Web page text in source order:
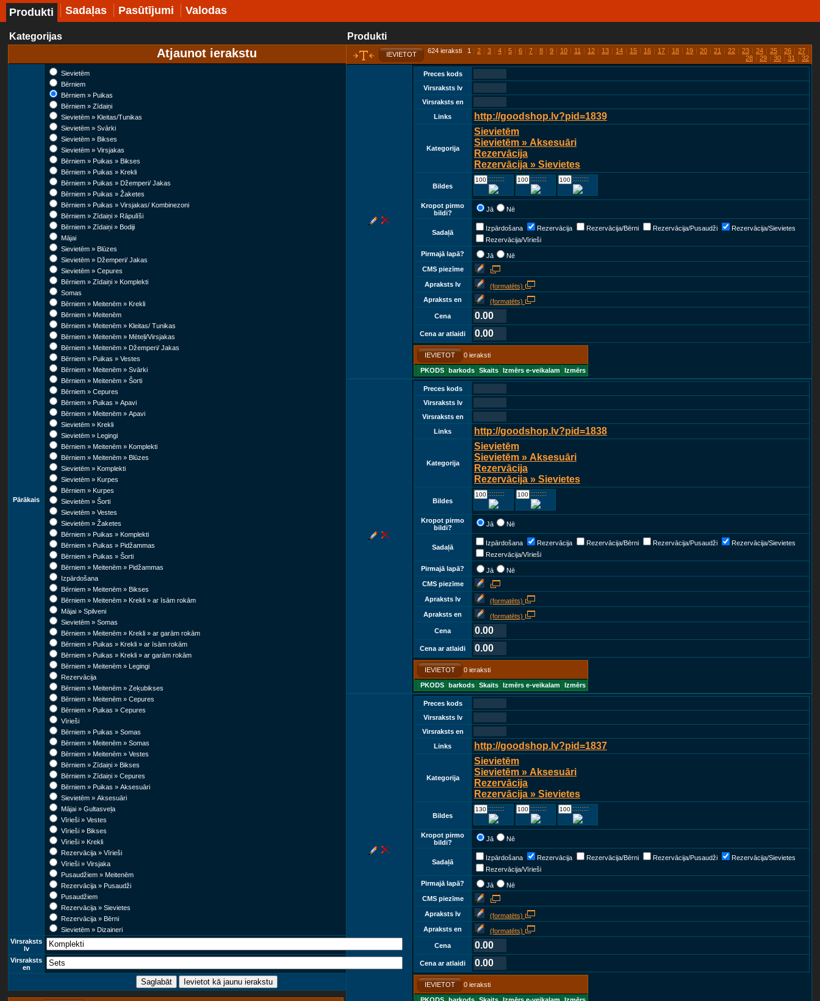
Produkti Sadaļas Pasūtījumi Valodas
Kategorijas
Atjaunot ierakstu
Pārākais
Sievietēm
Bērniem
Bērniem » Puikas
Bērniem » Zīdaiņi
Sievietēm » Kleitas/Tunikas
Sievietēm » Svārki
Sievietēm » Bikses
Sievietēm » Virsjakas
Bērniem » Puikas » Bikses
Bērniem » Puikas » Krekli
Bērniem » Puikas » Džemperi/ Jakas
Bērniem » Puikas » Žaketes
Bērniem » Puikas » Virsjakas/ Kombinezoni
Bērniem » Zīdaiņi » Rāpulīši
Bērniem » Zīdaiņi » Bodiji
Mājai
Sievietēm » Blūzes
Sievietēm » Džemperi/ Jakas
Sievietēm » Cepures
Bērniem » Zīdaiņi » Komplekti
Somas
Bērniem » Meitenēm » Krekli
Bērniem » Meitenēm
Bērniem » Meitenēm » Kleitas/ Tunikas
Bērniem » Meitenēm » Mēteļi/Virsjakas
Bērniem » Meitenēm » Džemperi/ Jakas
Bērniem » Puikas » Vestes
Bērniem » Meitenēm » Svārki
Bērniem » Meitenēm » Šorti
Bērniem » Cepures
Bērniem » Puikas » Apavi
Bērniem » Meitenēm » Apavi
Sievietēm » Krekli
Sievietēm » Legingi
Bērniem » Meitenēm » Komplekti
Bērniem » Meitenēm » Blūzes
Sievietēm » Komplekti
Sievietēm » Kurpes
Bērniem » Kurpes
Sievietēm » Šorti
Sievietēm » Vestes
Sievietēm » Žaketes
Bērniem » Puikas » Komplekti
Bērniem » Puikas » Pidžammas
Bērniem » Puikas » Šorti
Bērniem » Meitenēm » Pidžammas
Izpārdošana
Bērniem » Meitenēm » Bikses
Bērniem » Meitenēm » Krekli » ar īsām rokām
Mājai » Spilveni
Sievietēm » Somas
Bērniem » Meitenēm » Krekli » ar garām rokām
Bērniem » Puikas » Krekli » ar īsām rokām
Bērniem » Puikas » Krekli » ar garām rokām
Bērniem » Meitenēm » Legingi
Rezervācija
Bērniem » Meitenēm » Zeķubikses
Bērniem » Meitenēm » Cepures
Bērniem » Puikas » Cepures
Vīrieši
Bērniem » Puikas » Somas
Bērniem » Meitenēm » Somas
Bērniem » Meitenēm » Vestes
Bērniem » Zīdaiņi » Bikses
Bērniem » Zīdaiņi » Cepures
Bērniem » Puikas » Aksesuāri
Sievietēm » Aksesuāri
Mājai » Gultasveļa
Vīrieši » Vestes
Vīrieši » Bikses
Vīrieši » Krekli
Rezervācija » Vīrieši
Vīrieši » Virsjaka
Pusaudžiem » Meitenēm
Rezervācija » Pusaudži
Pusaudžiem
Rezervācija » Sievietes
Rezervācija » Bērni
Sievietēm » Dizaineri
Virsraksts
lv
Virsraksts
en
Produkti
IEVIETOT 624 ieraksti 1 | 2 | 3 | 4 | 5 | 6 | 7 | 8 | 9 | 10 | 11 | 12 | 13 | 14 | 15 | 16 | 17 | 18 | 19 | 20 | 21 | 22 | 23 | 24 | 25 | 26 | 27 |
28 | 29 | 30 | 31 | 32
Preces kods
Virsraksts lv
Virsraksts en
Links
http://goodshop.lv?pid=1839
Kategorija
Sievietēm
Sievietēm » Aksesuāri
Rezervācija
Rezervācija » Sievietes
Bildes
:::::::::::: :::::::::::: ::::::::::::
Kropot pirmo
bildi?
Jā Nē
Sadaļā
Izpārdošana Rezervācija Rezervācija/Bērni Rezervācija/Pusaudži
Rezervācija/Sievietes
Rezervācija/Vīrieši
Pirmajā lapā?
Jā
Nē
CMS piezīme
Apraksts lv
(formatēts)
Apraksts en
(formatēts)
Cena
0.00
Cena ar atlaidi 0.00
IEVIETOT 0 ieraksti
PKODS barkods Skaits Izmērs e-veikalam Izmērs
Preces kods
Virsraksts lv
Virsraksts en
Links
http://goodshop.lv?pid=1838
Kategorija
Sievietēm
Sievietēm » Aksesuāri
Rezervācija
Rezervācija » Sievietes
Bildes
:::::::::::: ::::::::::::
Kropot pirmo
bildi?
Jā Nē
Sadaļā
Izpārdošana Rezervācija Rezervācija/Bērni Rezervācija/Pusaudži
Rezervācija/Sievietes
Rezervācija/Vīrieši
Pirmajā lapā?
Jā
Nē
CMS piezīme
Apraksts lv
(formatēts)
Apraksts en
(formatēts)
Cena
0.00
Cena ar atlaidi 0.00
IEVIETOT 0 ieraksti
PKODS barkods Skaits Izmērs e-veikalam Izmērs
Preces kods
Virsraksts lv
Virsraksts en
Links
http://goodshop.lv?pid=1837
Kategorija
Sievietēm
Sievietēm » Aksesuāri
Rezervācija
Rezervācija » Sievietes
Bildes
:::::::::::: :::::::::::: ::::::::::::
Kropot pirmo
bildi?
Jā Nē
Sadaļā
Izpārdošana Rezervācija Rezervācija/Bērni Rezervācija/Pusaudži
Rezervācija/Sievietes
Rezervācija/Vīrieši
Pirmajā lapā?
Jā
Nē
CMS piezīme
Apraksts lv
(formatēts)
Apraksts en
(formatēts)
Cena
0.00
Cena ar atlaidi 0.00
IEVIETOT 0 ieraksti